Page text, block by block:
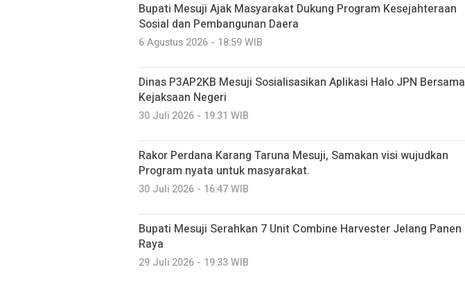
Bupati Mesuji Ajak Masyarakat Dukung Program Kesejahteraan
Sosial dan Pembangunan Daera
6 Agustus 2026 - 18:59 WIB
Dinas P3AP2KB Mesuji Sosialisasikan Aplikasi Halo JPN Bersama
Kejaksaan Negeri
30 Juli 2026 - 19:31 WIB
Rakor Perdana Karang Taruna Mesuji, Samakan visi wujudkan
Program nyata untuk masyarakat.
30 Juli 2026 - 16:47 WIB
Bupati Mesuji Serahkan 7 Unit Combine Harvester Jelang Panen
Raya
29 Juli 2026 - 19:33 WIB